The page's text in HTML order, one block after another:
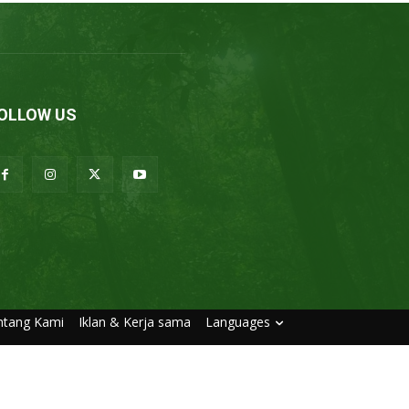
US
Kami Iklan & Kerja sama Languages